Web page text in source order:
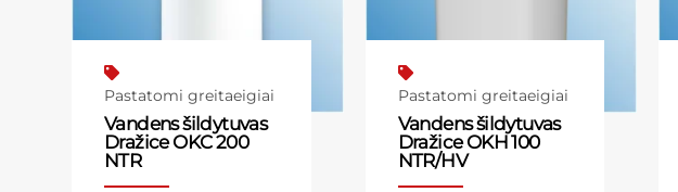
Pastatomi greitaeigiai
Vandens šildytuvas
Dražice OKC 200
NTR
Pastatomi greitaeigiai
Vandens šildytuvas
Dražice OKH 100
NTR/HV